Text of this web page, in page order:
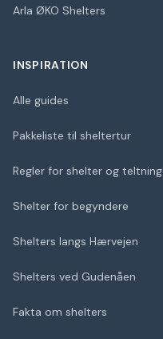
Arla ØKO Shelters
INSPIRATION
Alle guides
Pakkeliste til sheltertur
Regler for shelter og teltning
Shelter for begyndere
Shelters langs Hærvejen
Shelters ved Gudenåen
Fakta om shelters